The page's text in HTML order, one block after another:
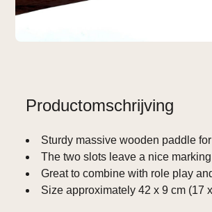
Productomschrijving
Sturdy massive wooden paddle
The two slots leave a nice
Great to combine with role play
Size approximately 42 x 9 cm (17